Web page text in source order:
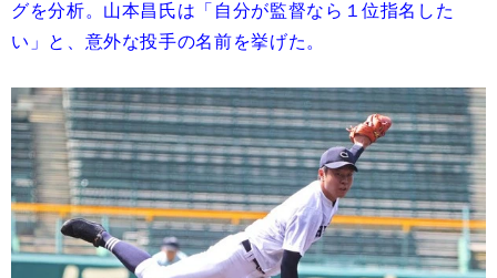
グを分析。山本昌氏は「自分が監督なら１位指名した
い」と、意外な投手の名前を挙げた。